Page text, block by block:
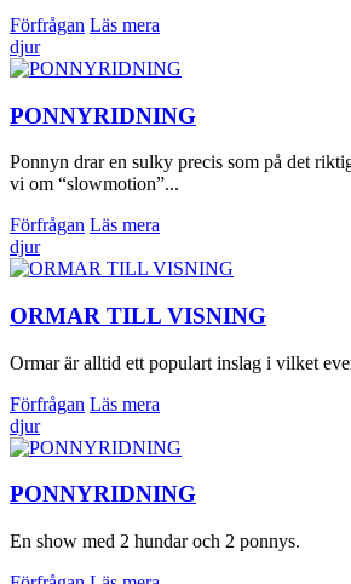
Förfrågan Läs mera
djur
PONNYRIDNING
Ponnyn drar en sulky precis som på det
vi om “slowmotion”...
Förfrågan Läs mera
djur
ORMAR TILL VISNING
Ormar är alltid ett populart inslag i vilket
Förfrågan Läs mera
djur
PONNYRIDNING
En show med 2 hundar och 2 ponnys.